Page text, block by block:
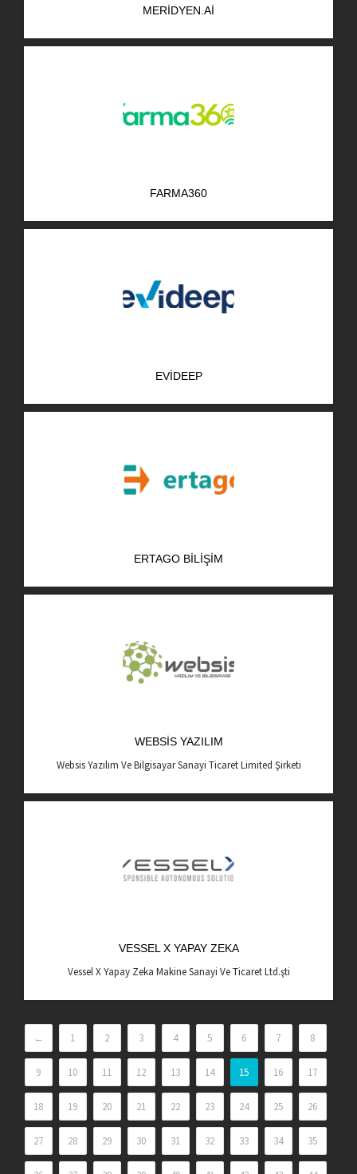
AR-GE Portal
EN
MERIDYEN.AI
FARMA360
EVIDEEP
ERTAGO BILIŞIM
WEBSIS YAZILIM
Websis Yazılım Ve Bilgisayar Sanayi Ticaret Limited Şirketi
VESSEL X YAPAY ZEKA
Vessel X Yapay Zeka Makine Sanayi Ve Ticaret Ltd.şti
← 1 2 3 4 5 6 7 8
9 10 11 12 13 14 15 16 17
18 19 20 21 22 23 24 25 26
27 28 29 30 31 32 33 34 35